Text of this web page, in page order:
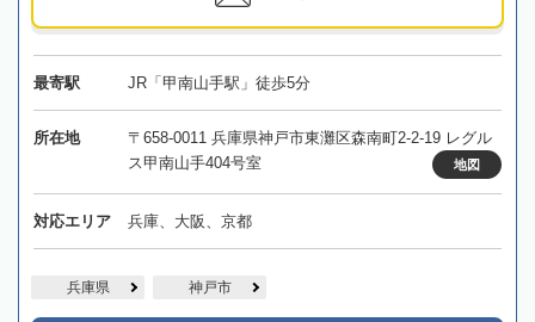
最寄駅 JR「甲南山手駅」徒歩5分
所在地
〒658-0011 兵庫県神戸市東灘区森南町2-2-19 レグル
ス甲南山手404号室
地図
対応エリア 兵庫、大阪、京都
兵庫県 神戸市